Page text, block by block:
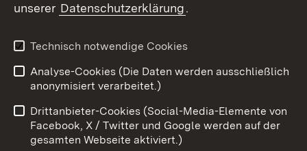
X / Twitter
Youtube
Benutzungshinweise
Barrierefreiheit
Datenschutz
Cookies
unserer Datenschutzerklärung.
Technisch notwendige Cookies
Analyse-Cookies (Die Daten werden ausschließlich
anonymisiert verarbeitet.)
Drittanbieter-Cookies (Social-Media-Elemente von
Facebook, X / Twitter und Google werden auf der
gesamten Webseite aktiviert.)